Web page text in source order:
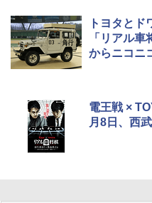
トヨタとド
「リアル
からニコニ
電王戦 ×
月8日、西